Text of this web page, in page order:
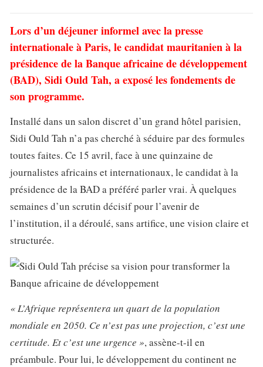
Lors d’un déjeuner informel avec la presse
internationale à Paris, le candidat mauritanien à la
présidence de la Banque africaine de développement
(BAD), Sidi Ould Tah, a exposé les fondements de
son programme.
Installé dans un salon discret d’un grand hôtel parisien,
Sidi Ould Tah n’a pas cherché à séduire par des formules
toutes faites. Ce 15 avril, face à une quinzaine de
journalistes africains et internationaux, le candidat à la
présidence de la BAD a préféré parler vrai. À quelques
semaines d’un scrutin décisif pour l’avenir de
l’institution, il a déroulé, sans artifice, une vision claire et
structurée.
« L’Afrique représentera un quart de la population
mondiale en 2050. Ce n’est pas une projection, c’est une
certitude. Et c’est une urgence », assène-t-il en
préambule. Pour lui, le développement du continent ne